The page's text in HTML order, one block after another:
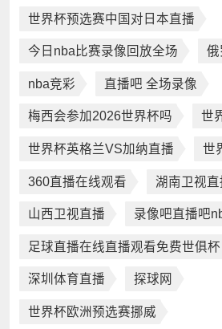
世界杯预选赛中国对日本直播
今日nba比赛录像回放全场 俄
nba竞彩 直播吧 全场录像
梅西会参加2026世界杯吗 世
世界杯英格兰VS加纳直播 世
360直播在线观看 湖南卫视直
山西卫视直播 录像吧直播吧
足球直播在线直播观看免费世俱杯
深圳体育直播 探球网
世界杯欧洲预选赛挪威